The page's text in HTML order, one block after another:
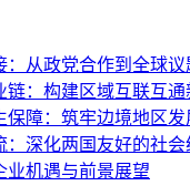
：从政党合作到全球议
链：构建区域互联互通
保障：筑牢边境地区发
：深化两国友好的社会
业机遇与前景展望